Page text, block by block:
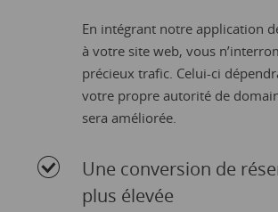
En intégrant notre application
à votre site web, vous
précieux trafic. Celui-ci
votre propre autorité de
sera améliorée.
Une conversion de
plus élevée